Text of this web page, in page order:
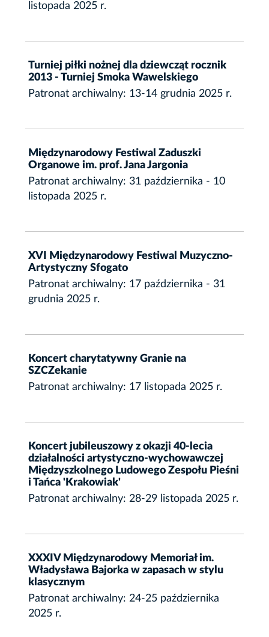
listopada 2025 r.
Turniej piłki nożnej dla dziewcząt rocznik
2013 - Turniej Smoka Wawelskiego
Patronat archiwalny: 13-14 grudnia 2025 r.
Międzynarodowy Festiwal Zaduszki
Organowe im. prof. Jana Jargonia
Patronat archiwalny: 31 października - 10
listopada 2025 r.
XVI Międzynarodowy Festiwal Muzyczno-
Artystyczny Sfogato
Patronat archiwalny: 17 października - 31
grudnia 2025 r.
Koncert charytatywny Granie na
SZCZekanie
Patronat archiwalny: 17 listopada 2025 r.
Koncert jubileuszowy z okazji 40-lecia
działalności artystyczno-wychowawczej
Międzyszkolnego Ludowego Zespołu Pieśni
i Tańca 'Krakowiak'
Patronat archiwalny: 28-29 listopada 2025 r.
XXXIV Międzynarodowy Memoriał im.
Władysława Bajorka w zapasach w stylu
klasycznym
Patronat archiwalny: 24-25 października
2025 r.